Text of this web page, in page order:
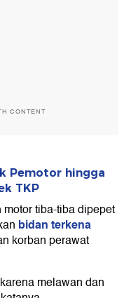
CONTENT
Pemotor hingga
TKP
tiba-tiba dipepet
bidan terkena
korban perawat
melawan dan